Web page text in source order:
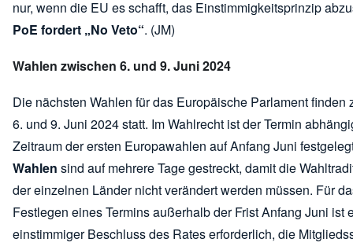
nur, wenn die EU es schafft, das Einstimmigkeitsprinzip
PoE fordert „No Veto“. (JM)
Wahlen zwischen 6. und 9. Juni 2024
Die nächsten Wahlen für das Europäische Parlament finden
6. und 9. Juni 2024 statt. Im Wahlrecht ist der Termin
Zeitraum der ersten Europawahlen auf Anfang Juni
Wahlen sind auf mehrere Tage gestreckt, damit die
der einzelnen Länder nicht verändert werden müssen. Für
Festlegen eines Termins außerhalb der Frist Anfang Juni ist
einstimmiger Beschluss des Rates erforderlich, die